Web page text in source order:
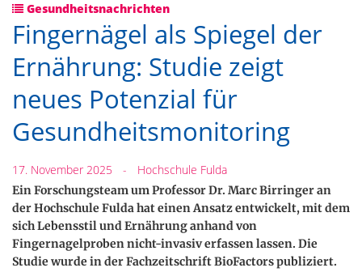
Gesundheitsnachrichten
Fingernägel als Spiegel der
Ernährung: Studie zeigt
neues Potenzial für
Gesundheitsmonitoring
17. November 2025 - Hochschule Fulda
Ein Forschungsteam um Professor Dr. Marc Birringer an
der Hochschule Fulda hat einen Ansatz entwickelt, mit dem
sich Lebensstil und Ernährung anhand von
Fingernagelproben nicht-invasiv erfassen lassen. Die
Studie wurde in der Fachzeitschrift BioFactors publiziert.